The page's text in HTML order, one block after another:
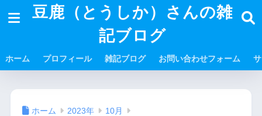
豆鹿（とうしか）さんの雑
記ブログ
ホーム プロフィール 雑記ブログ お問い合わせフォーム
ホーム 2023年 10月